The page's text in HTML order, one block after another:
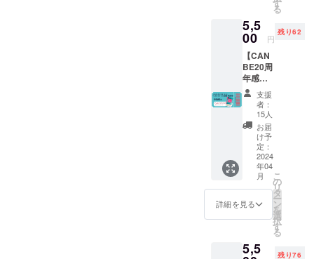
たブラ
ンディ
ング戦
略」by
おかざ
きなな
（PDF
） -男
磨き失
敗しな
い彼女
選び
（PDF
） -恋
も仕事
いれる
女性の
（PDF
・お礼
メッ
セージ
・お好
きな
PDF教
材１つ
-「マ
スメ
ディア
を使っ
たブラ
ンディ
ング戦
略」by
おかざ
きなな
） -男
敗しな
きない
けど...
応援し
たい！
フェム
ケアに
興味が
ある！
20周年
のお祝
いがし
たい！
そんな
あなた
へ お祝
いチ
ケット
・お礼
す
る
5,5
00 円
残り62
【CAN
BE20周
年感謝
祭 参加
権B+
CQフェ
ムケア
(PDF)】
※郵送は
されま
せん。
※PDF提
供方
法：
メール
を記載
支援
者：
15人
お届
け予
定：
2024
年04
月
詳細を見る
こ
の
リ
タ
ー
ン
を
選
択
す
る
5,5 残り76